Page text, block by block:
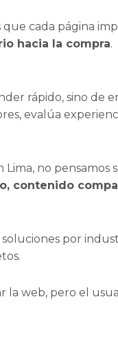
que cada página
hacia la compra.
rápido, sino de
evalúa
Lima, no pensamos
contenido
por
la web, pero el